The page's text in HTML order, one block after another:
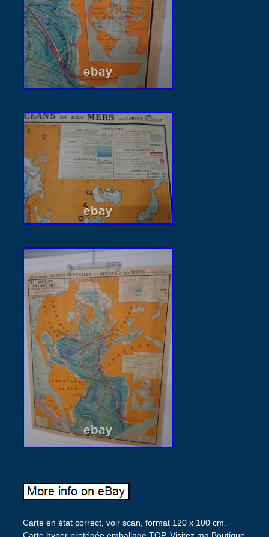
Carte en état correct, voir scan, format 120 x 100 cm.